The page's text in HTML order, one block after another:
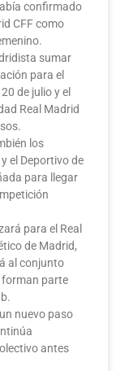
confirmado
CFF como
sumar
para el
de julio y el
Real Madrid
los
el Deportivo de
para llegar
para el Real
de Madrid,
al conjunto
forman parte
nuevo paso
antes